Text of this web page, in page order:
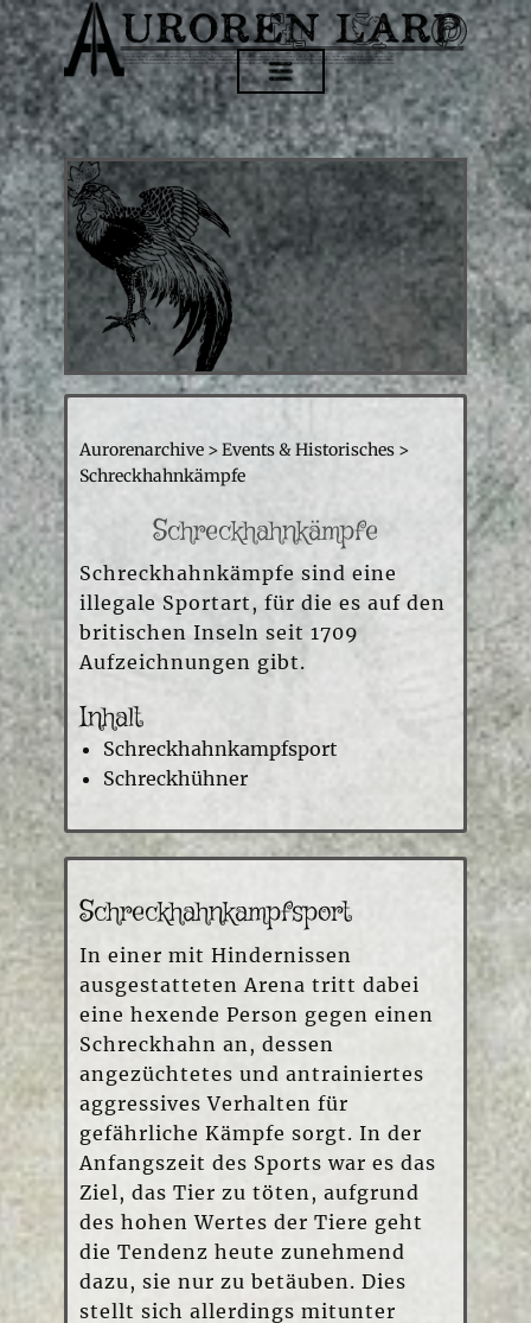
Aurorenarchive > Events & Historisches >
Schreckhahnkämpfe
Schreckhahnkämpfe
Schreckhahnkämpfe sind eine
illegale Sportart, für die es auf den
britischen Inseln seit 1709
Aufzeichnungen gibt.
Inhalt
Schreckhahnkampfsport
Schreckhühner
Schreckhahnkampfsport
In einer mit Hindernissen
ausgestatteten Arena tritt dabei
eine hexende Person gegen einen
Schreckhahn an, dessen
angezüchtetes und antrainiertes
aggressives Verhalten für
gefährliche Kämpfe sorgt. In der
Anfangszeit des Sports war es das
Ziel, das Tier zu töten, aufgrund
des hohen Wertes der Tiere geht
die Tendenz heute zunehmend
dazu, sie nur zu betäuben. Dies
stellt sich allerdings mitunter